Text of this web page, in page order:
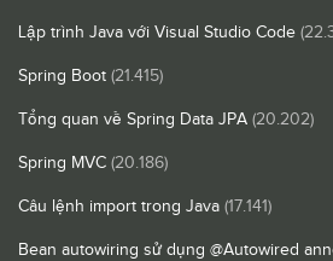
Lập trình Java với Visual Studio Code
Spring Boot (21.415)
Tổng quan về Spring Data JPA (20.202)
Spring MVC (20.186)
Câu lệnh import trong Java (17.141)
Bean autowiring sử dụng @Autowired